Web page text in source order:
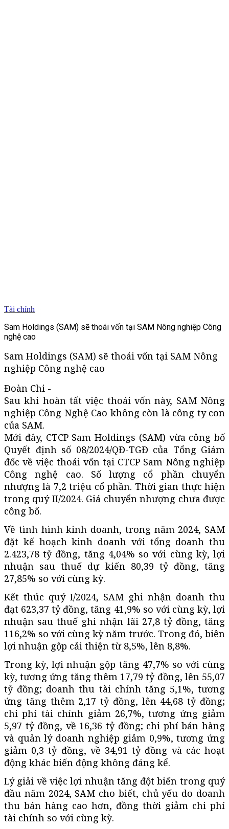
Tài chính
Sam Holdings (SAM) sẽ thoái vốn tại SAM Nông nghiệp Công
nghệ cao
Sam Holdings (SAM) sẽ thoái vốn tại SAM Nông
nghiệp Công nghệ cao
Đoàn Chi -
Sau khi hoàn tất việc thoái vốn này, SAM Nông
nghiệp Công Nghệ Cao không còn là công ty con
của SAM.
Mới đây, CTCP Sam Holdings (SAM) vừa công bố
Quyết định số 08/2024/QĐ-TGĐ của Tổng Giám
đốc về việc thoái vốn tại CTCP Sam Nông nghiệp
Công nghệ cao. Số lượng cổ phần chuyển
nhượng là 7,2 triệu cổ phần. Thời gian thực hiện
trong quý II/2024. Giá chuyển nhượng chưa được
công bố.
Về tình hình kinh doanh, trong năm 2024, SAM
đặt kế hoạch kinh doanh với tổng doanh thu
2.423,78 tỷ đồng, tăng 4,04% so với cùng kỳ, lợi
nhuận sau thuế dự kiến 80,39 tỷ đồng, tăng
27,85% so với cùng kỳ.
Kết thúc quý I/2024, SAM ghi nhận doanh thu
đạt 623,37 tỷ đồng, tăng 41,9% so với cùng kỳ, lợi
nhuận sau thuế ghi nhận lãi 27,8 tỷ đồng, tăng
116,2% so với cùng kỳ năm trước. Trong đó, biên
lợi nhuận gộp cải thiện từ 8,5%, lên 8,8%.
Trong kỳ, lợi nhuận gộp tăng 47,7% so với cùng
kỳ, tương ứng tăng thêm 17,79 tỷ đồng, lên 55,07
tỷ đồng; doanh thu tài chính tăng 5,1%, tương
ứng tăng thêm 2,17 tỷ đồng, lên 44,68 tỷ đồng;
chi phí tài chính giảm 26,7%, tương ứng giảm
5,97 tỷ đồng, về 16,36 tỷ đồng; chi phí bán hàng
và quản lý doanh nghiệp giảm 0,9%, tương ứng
giảm 0,3 tỷ đồng, về 34,91 tỷ đồng và các hoạt
động khác biến động không đáng kể.
Lý giải về việc lợi nhuận tăng đột biến trong quý
đầu năm 2024, SAM cho biết, chủ yếu do doanh
thu bán hàng cao hơn, đồng thời giảm chi phí
tài chính so với cùng kỳ.